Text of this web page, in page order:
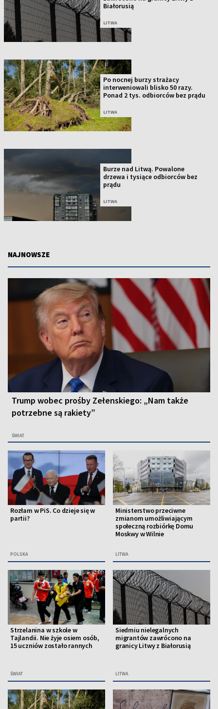
Białorusią
LITWA
Po nocnej burzy strażacy
interweniowali blisko 50 razy.
Ponad 2 tys. odbiorców bez prądu
LITWA
Burze nad Litwą. Powalone
drzewa i tysiące odbiorców bez
prądu
LITWA
NAJNOWSZE
Trump wobec prośby Zełenskiego: „Nam także
potrzebne są rakiety”
ŚWIAT
Rozłam w PiS. Co dzieje się w
partii?
POLSKA
Ministerstwo przeciwne
zmianom umożliwiającym
społeczną rozbiórkę Domu
Moskwy w Wilnie
LITWA
Strzelanina w szkole w
Tajlandii. Nie żyje osiem osób,
15 uczniów zostało rannych
ŚWIAT
Siedmiu nielegalnych
migrantów zawrócono na
granicy Litwy z Białorusią
LITWA